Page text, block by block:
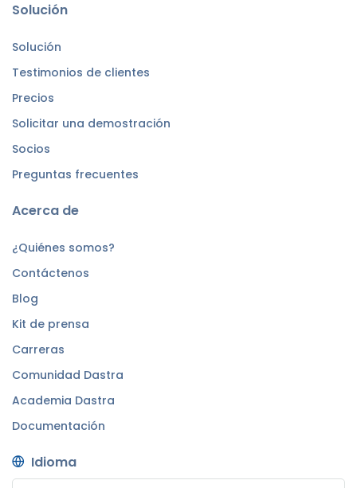
Solución
Solución
Testimonios de clientes
Precios
Solicitar una demostración
Socios
Preguntas frecuentes
Acerca de
¿Quiénes somos?
Contáctenos
Blog
Kit de prensa
Carreras
Comunidad Dastra
Academia Dastra
Documentación
Idioma